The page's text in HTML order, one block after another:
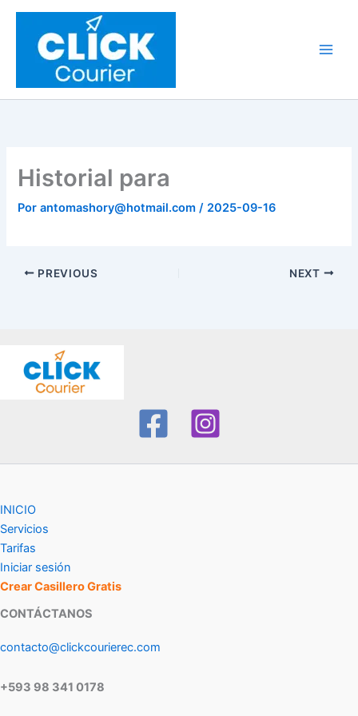
contenido
Historial para
Porantomashory@hotmail.com/ 2025-09-16
PREVIOUS NEXT
INICIO
Servicios
Tarifas
Iniciar sesión
Crear Casillero Gratis
CONTÁCTANOS
contacto@clickcourierec.com
+593 98 341 0178